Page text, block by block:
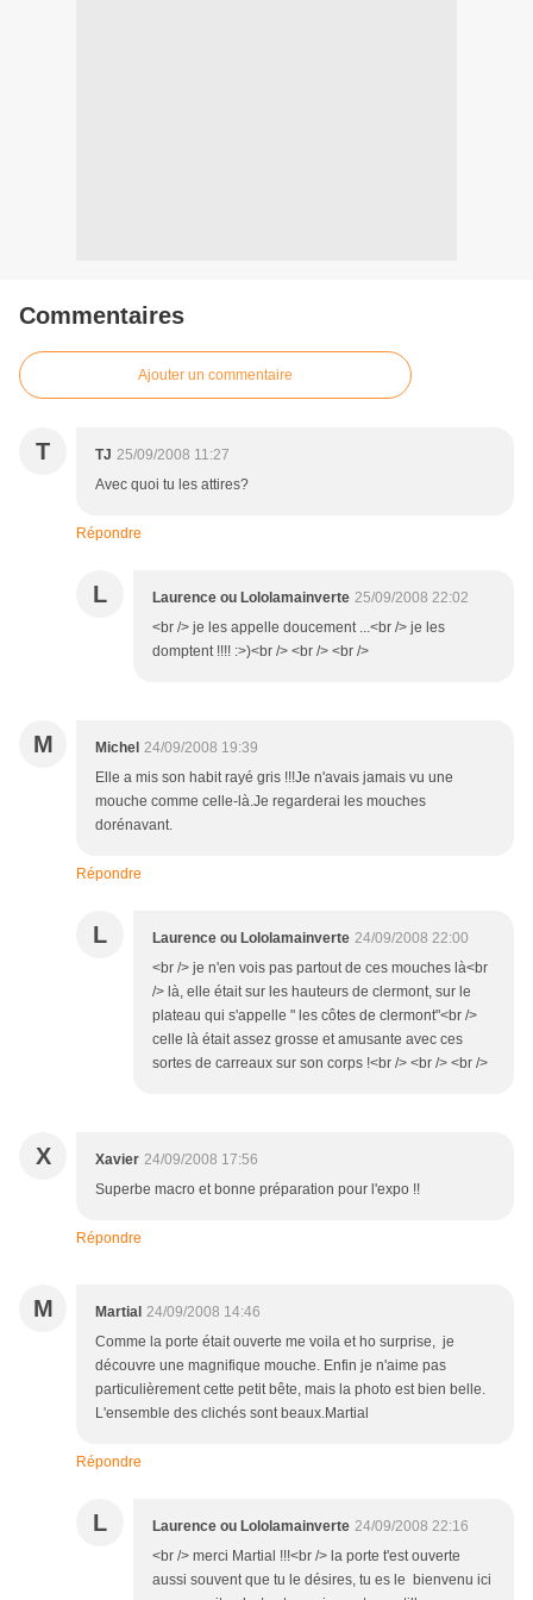
Commentaires
Ajouter un commentaire
T TJ 25/09/2008 11:27
Avec quoi tu les attires?
Répondre
L Laurence ou Lololamainverte 25/09/2008 22:02
<br /> je les appelle doucement ...<br /> je les
domptent !!!! :>)<br /> <br /> <br />
M Michel 24/09/2008 19:39
Elle a mis son habit rayé gris !!!Je n'avais jamais vu une
mouche comme celle-là.Je regarderai les mouches
dorénavant.
Répondre
L Laurence ou Lololamainverte 24/09/2008 22:00
<br /> je n'en vois pas partout de ces mouches là<br
/> là, elle était sur les hauteurs de clermont, sur le
plateau qui s'appelle " les côtes de clermont"<br />
celle là était assez grosse et amusante avec ces
sortes de carreaux sur son corps !<br /> <br /> <br />
X Xavier 24/09/2008 17:56
Superbe macro et bonne préparation pour l'expo !!
Répondre
M Martial 24/09/2008 14:46
Comme la porte était ouverte me voila et ho surprise, je
découvre une magnifique mouche. Enfin je n'aime pas
particulièrement cette petit bête, mais la photo est bien belle.
L'ensemble des clichés sont beaux.Martial
Répondre
L Laurence ou Lololamainverte 24/09/2008 22:16
<br /> merci Martial !!!<br /> la porte t'est ouverte
aussi souvent que tu le désires, tu es le bienvenu ici